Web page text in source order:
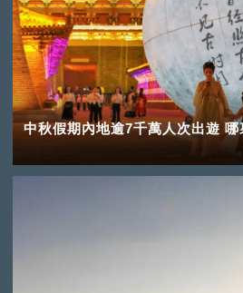
中秋假期內地逾7千萬人次出遊